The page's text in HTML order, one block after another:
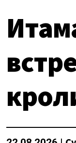
мой счет
Политика сайта
за голосом
Виртуальный зал
Календарь
мой счет